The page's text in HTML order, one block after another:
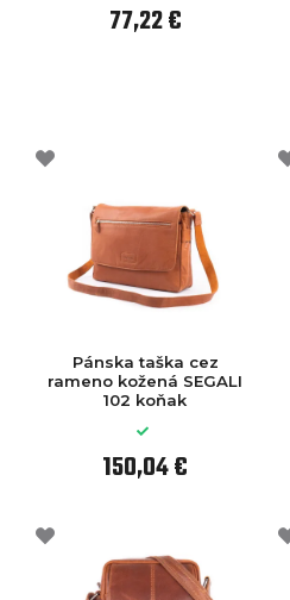
77,22 €
Pánska taška cez
rameno kožená SEGALI
102 koňak
150,04 €